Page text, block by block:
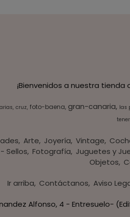
¡Bienvenidos a nuestra
cruz foto-baena gran-canaria las
Arte Joyería Vintage
Sellos Fotografía Juguetes y
Objetos
Ir arriba Contáctanos Aviso
Alfonso, 4 - Entresuelo-